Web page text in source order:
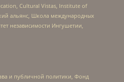
Cultural Vistas, Institute of
альянс, Школа международных
независимости Ингушетии,
и публичной политики, Фонд